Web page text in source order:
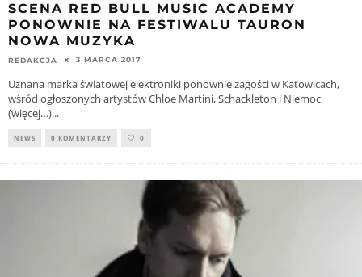
SCENA RED BULL MUSIC ACADEMY
PONOWNIE NA FESTIWALU TAURON
NOWA MUZYKA
REDAKCJA 3 MARCA 2017
Uznana marka światowej elektroniki ponownie zagości w Katowicach,
wśród ogłoszonych artystów Chloe Martini, Schackleton i Niemoc.
(więcej…)...
NEWS 0 KOMENTARZY 0